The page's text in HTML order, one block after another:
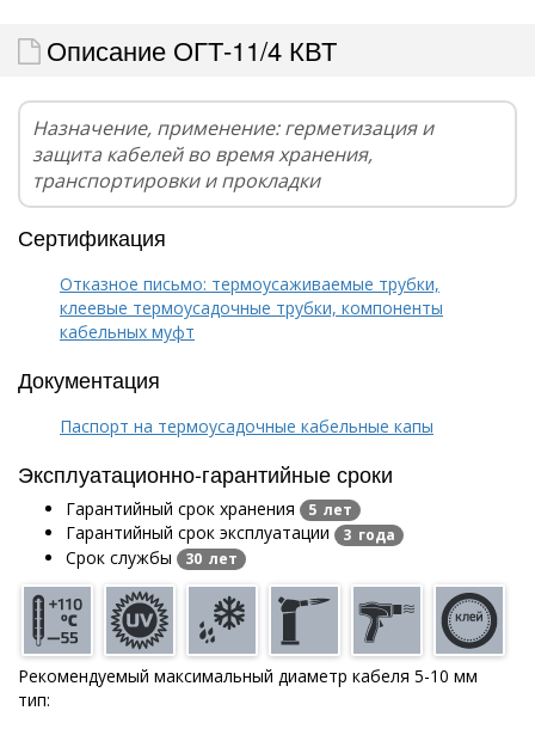
Описание ОГТ-11/4 КВТ
Назначение, применение: герметизация и
защита кабелей во время хранения,
транспортировки и прокладки
Сертификация
Отказное письмо: термоусаживаемые трубки,
клеевые термоусадочные трубки, компоненты
кабельных муфт
Документация
Паспорт на термоусадочные кабельные капы
Эксплуатационно-гарантийные сроки
Гарантийный срок хранения 5 лет
Гарантийный срок эксплуатации 3 года
Срок службы 30 лет
Рекомендуемый максимальный диаметр кабеля 5-10 мм
тип: